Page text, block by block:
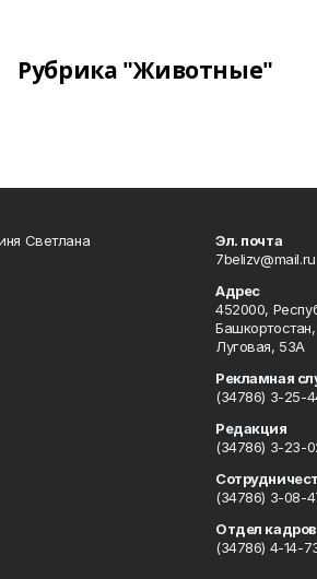
Рубрика "Животные"
Светлана
Эл. почта
7belizv@mail.ru
Адрес
452000,
Луговая, 53А
Рекламная
(34786) 3-25-
Редакция
(34786) 3-23-
(34786) 3-08-
Отдел кадров
(34786) 4-14-